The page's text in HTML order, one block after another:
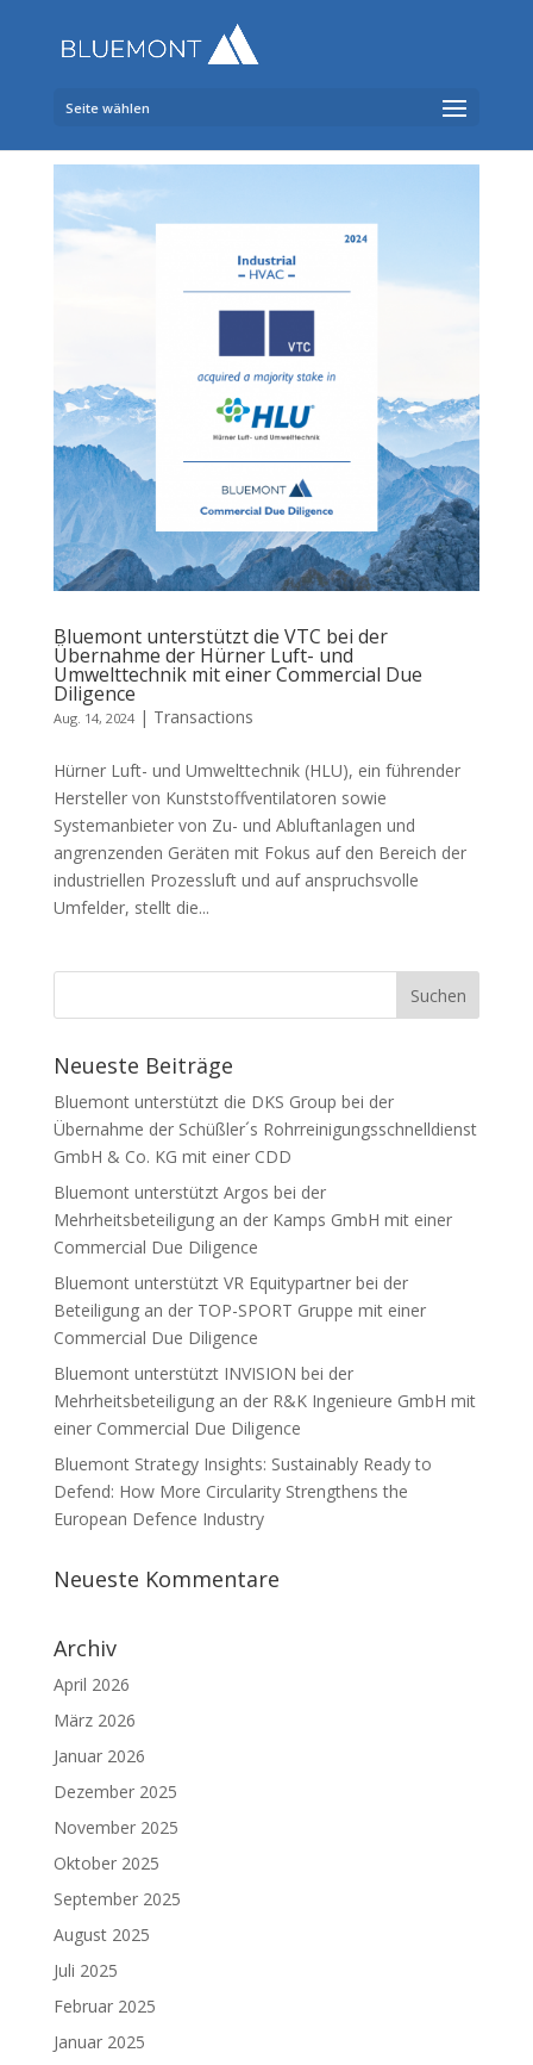
Seite wählen
Bluemont unterstützt die VTC bei der
Übernahme der Hürner Luft- und
Umwelttechnik mit einer Commercial Due
Diligence
Aug. 14, 2024| Transactions
Hürner Luft- und Umwelttechnik (HLU), ein führender
Hersteller von Kunststoffventilatoren sowie
Systemanbieter von Zu- und Abluftanlagen und
angrenzenden Geräten mit Fokus auf den Bereich der
industriellen Prozessluft und auf anspruchsvolle
Umfelder, stellt die...
Neueste Beiträge
Bluemont unterstützt die DKS Group bei der
Übernahme der Schüßler´s Rohrreinigungsschnelldienst
GmbH & Co. KG mit einer CDD
Bluemont unterstützt Argos bei der
Mehrheitsbeteiligung an der Kamps GmbH mit einer
Commercial Due Diligence
Bluemont unterstützt VR Equitypartner bei der
Beteiligung an der TOP-SPORT Gruppe mit einer
Commercial Due Diligence
Bluemont unterstützt INVISION bei der
Mehrheitsbeteiligung an der R&K Ingenieure GmbH mit
einer Commercial Due Diligence
Bluemont Strategy Insights: Sustainably Ready to
Defend: How More Circularity Strengthens the
European Defence Industry
Neueste Kommentare
Archiv
April 2026
März 2026
Januar 2026
Dezember 2025
November 2025
Oktober 2025
September 2025
August 2025
Juli 2025
Februar 2025
Januar 2025